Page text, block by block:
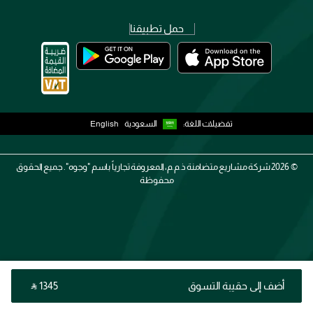
أضف إلى حقيبة التسوق ‎ ⃁ ⁦1345⁩ ‎
حمل تطبيقنا
تفضيلات اللغة: السعودية English
2026 ©شركة مشاريع متضامنة ذ.م.م، المعروفة تجارياً باسم "وجوه". جميع الحقوق
محفوظة